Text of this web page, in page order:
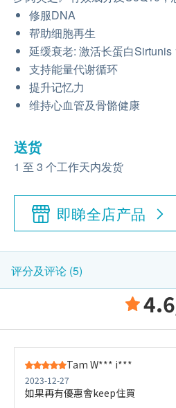
修服DNA
帮助细胞再生
延缓衰老: 激活长蛋白Sirtunis
支持能量代谢循环
提升记忆力
维持心血管及骨骼健康
送货
1 至 3 个工作天内发货
即睇全店产品
评分及评论 (5)
4.6
Tam W*** i***
2023-12-27
如果再有優惠會keep住買